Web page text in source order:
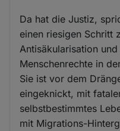
Da hat die Justiz,
einen riesigen Schritt
Antisäkularisation
Menschenrechte in
Sie ist vor dem
eingeknickt, mit
selbstbestimmtes
mit Migrations-